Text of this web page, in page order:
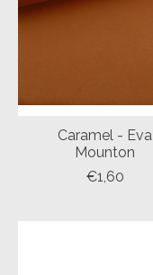
Caramel - Eva
Mounton
€1,60